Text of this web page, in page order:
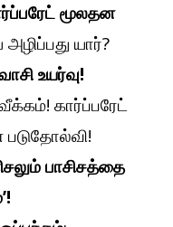
மூலதன
யார்?
உயர்வு!
கார்ப்பரேட்
படுதோல்வி!
பாசிசத்தை